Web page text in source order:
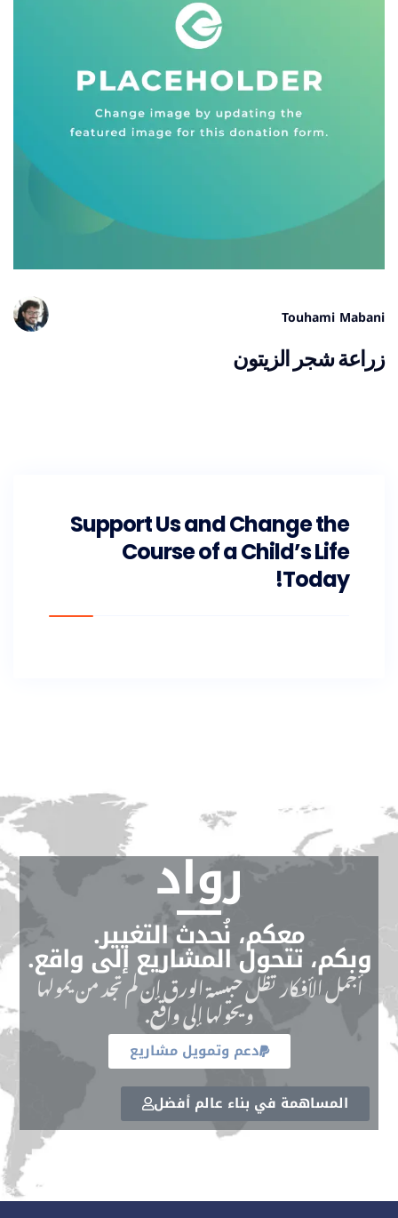
Touhami Mabani
زراعة شجر الزيتون
Support Us and Change the
Course of a Child’s Life
Today!
رواد
معكم، نُحدث التغيير.
وبكم، تتحول المشاريع إلى واقع.
أجمل الأفكار تظل حبيسة الورق إن لم تجد من يمولها
ويحولها إلى واقع.
دعم وتمويل مشاريع
المساهمة في بناء عالم أفضل